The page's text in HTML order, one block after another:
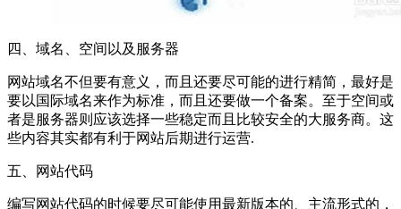
四、域名、空间以及服务器
网站域名不但要有意义，而且还要尽可能的进行精简，最好是
要以国际域名来作为标准，而且还要做一个备案。至于空间或
者是服务器则应该选择一些稳定而且比较安全的大服务商。这
些内容其实都有利于网站后期进行运营.
五、网站代码
编写网站代码的时候要尽可能使用最新版本的、主流形式的，